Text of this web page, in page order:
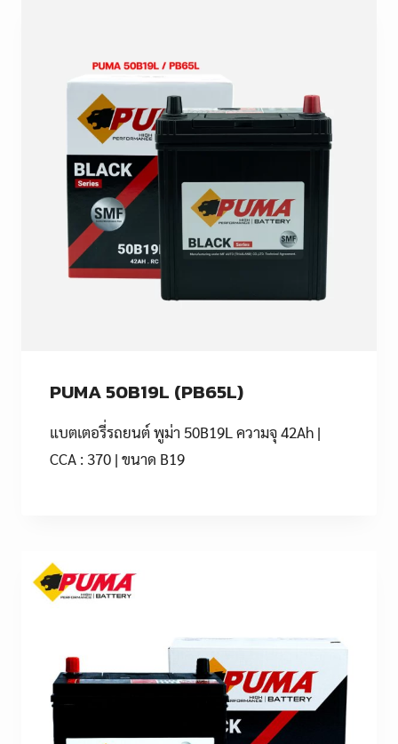
PUMA 50B19L (PB65L)
แบตเตอรี่รถยนต์ พูม่า 50B19L ความจุ 42Ah |
CCA : 370 | ขนาด B19